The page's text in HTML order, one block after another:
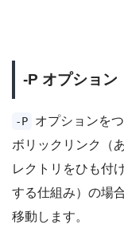
-P オプション
-P
オプションを
ボリックリンク（
レクトリをひも付
する仕組み）の場
移動します。